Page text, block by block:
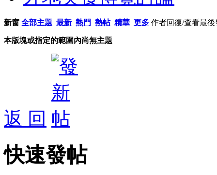
新窗 全部主題 最新 熱門 熱帖 精華 更多 作者回復/查看最後
本版塊或指定的範圍內尚無主題
返 回
快速發帖